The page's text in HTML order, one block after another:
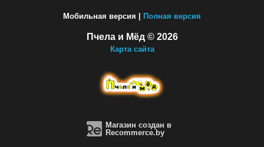
Мобильная версия | Полная версия
Пчела и Мёд © 2026
Карта сайта
Магазин создан в
Recommerce.by